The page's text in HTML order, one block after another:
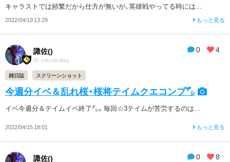
キャラストでは頻繁だから仕方が無いが、英雄戦やってる時には...
2022/04/19 13:29 もっと見る
0 4
諏佐()
ID: zrikcs6x3hny
雑日誌 スクリーンショット
今週分イベ＆乱れ桜・桜将テイムクエコンプ㌥
イベ今週分＆テイムイベ終了㌥。毎回☆3テイムが苦労するのは...
2022/04/15 18:01 もっと見る
0 8
諏佐()